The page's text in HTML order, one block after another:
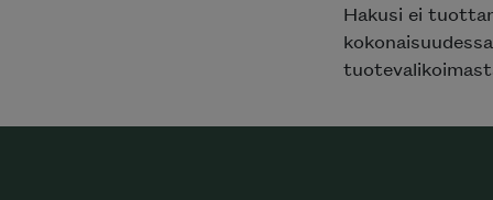
Hakusi ei